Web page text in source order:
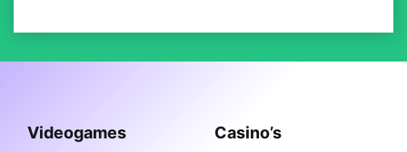
Videogames
Casino’s